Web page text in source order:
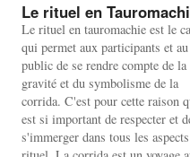
Le rituel en
Le rituel en tauromachie est le
qui permet aux participants et au
public de se rendre compte de la
gravité et du symbolisme de la
corrida. C'est pour cette raison
est si important de respecter et
s'immerger dans tous les